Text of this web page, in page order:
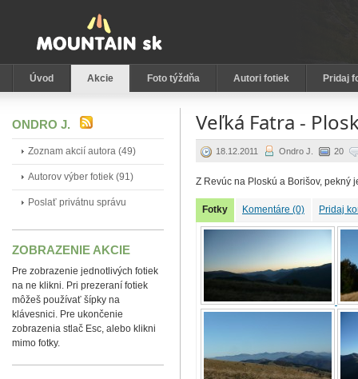
Úvod Akcie Foto týždňa Autori fotiek Pridaj
Veľká Fatra -
18.12.2011 Ondro J. 20
Z Revúc na Ploskú a Borišov, pekný
Fotky Komentáre (0) Pridaj
ONDRO J.
Zoznam akcií autora (49)
Autorov výber fotiek (91)
Poslať privátnu správu
ZOBRAZENIE AKCIE
Pre zobrazenie jednotlivých fotiek
na ne klikni. Pri prezeraní fotiek
môžeš používať šípky na
klávesnici. Pre ukončenie
zobrazenia stlač Esc, alebo klikni
mimo fotky.